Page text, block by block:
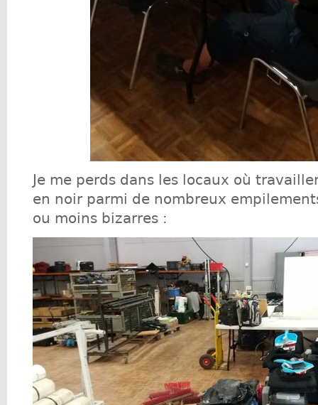
Je me perds dans les locaux où
en noir parmi de nombreux
ou moins bizarres :